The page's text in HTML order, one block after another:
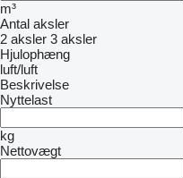
m³
Antal aksler
2 aksler 3 aksler
Hjulophæng
luft/luft
Beskrivelse
Nyttelast
kg
Nettovægt